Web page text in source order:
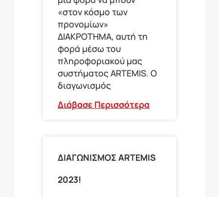
«στον κόσμο των
προνομίων»
ΔΙΑΚΡΟΤΗΜΑ, αυτή τη
φορά μέσω του
πληροφοριακού μας
συστήματος ARTEMIS. Ο
διαγωνισμός
Διάβασε Περισσότερα
ΔΙΑΓΩΝΙΣΜΟΣ ARTEMIS
2023!